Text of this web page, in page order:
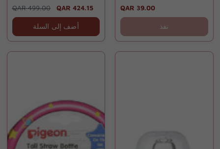
Regular
price
QAR 499.00
Sale
price
QAR 424.15
أضف إلى السلة
Regular
price
QAR 39.00
نفذ